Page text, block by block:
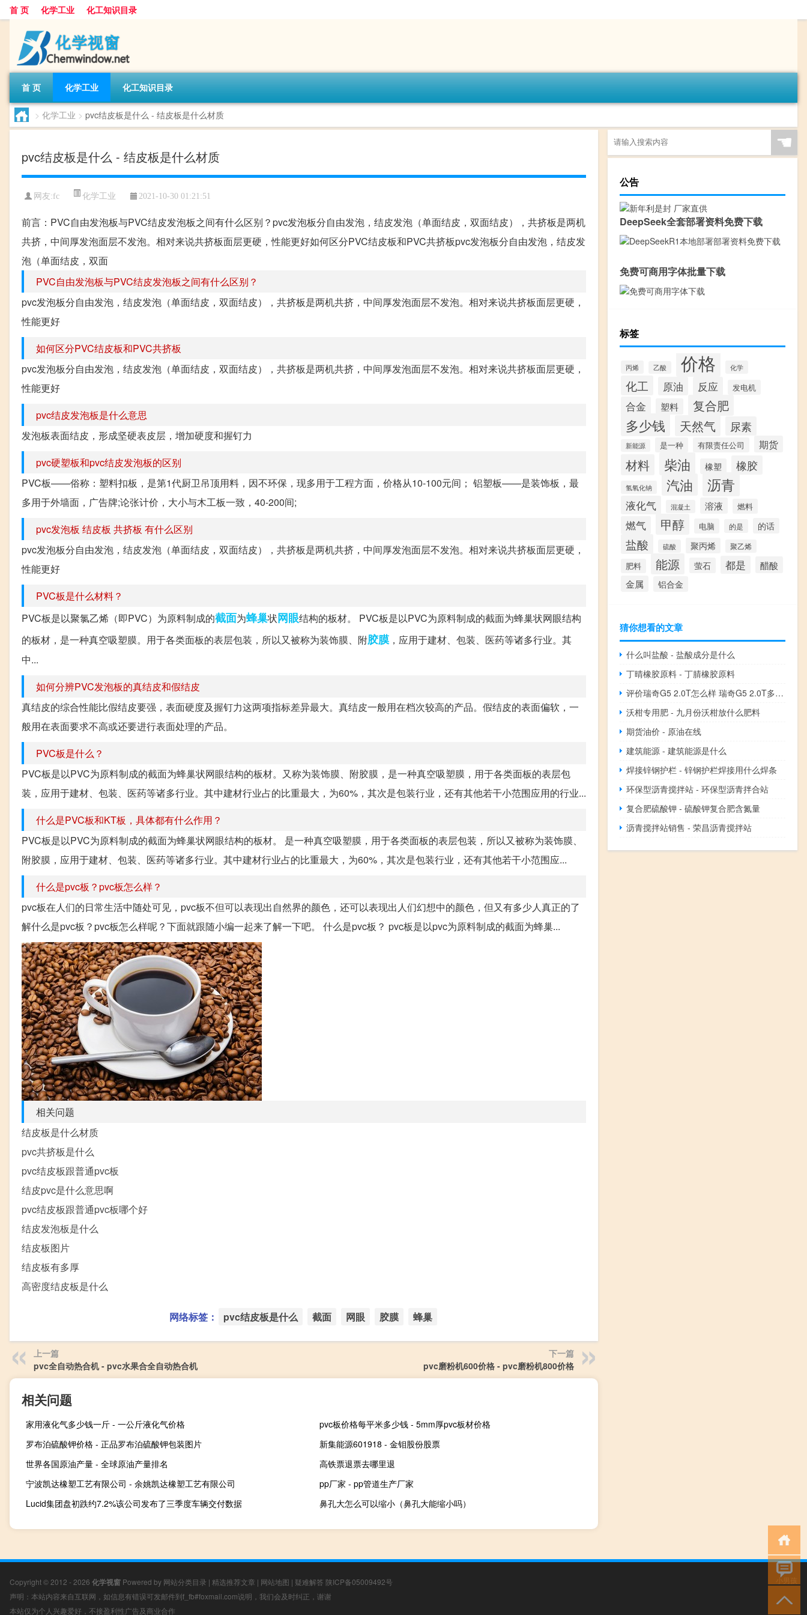
首 页 化学工业 化工知识目录
首 页 化学工业 化工知识目录
> 化学工业 > pvc结皮板是什么 - 结皮板是什么材质
pvc结皮板是什么 - 结皮板是什么材质
网友:fc 化学工业 2021-10-30 01:21:51
前言：PVC自由发泡板与PVC结皮发泡板之间有什么区别？pvc发泡板分自由发泡，结皮发泡（单面结皮，双面结皮），共挤板是两机
共挤，中间厚发泡面层不发泡。相对来说共挤板面层更硬，性能更好如何区分PVC结皮板和PVC共挤板pvc发泡板分自由发泡，结皮发
泡（单面结皮，双面
PVC自由发泡板与PVC结皮发泡板之间有什么区别？
pvc发泡板分自由发泡，结皮发泡（单面结皮，双面结皮），共挤板是两机共挤，中间厚发泡面层不发泡。相对来说共挤板面层更硬，
性能更好
如何区分PVC结皮板和PVC共挤板
pvc发泡板分自由发泡，结皮发泡（单面结皮，双面结皮），共挤板是两机共挤，中间厚发泡面层不发泡。相对来说共挤板面层更硬，
性能更好
pvc结皮发泡板是什么意思
发泡板表面结皮，形成坚硬表皮层，增加硬度和握钉力
pvc硬塑板和pvc结皮发泡板的区别
PVC板——俗称：塑料扣板，是第1代厨卫吊顶用料，因不环保，现多用于工程方面，价格从10-100元间； 铝塑板——是装饰板，最
多用于外墙面，广告牌;论张计价，大小与木工板一致，40-200间;
pvc发泡板 结皮板 共挤板 有什么区别
pvc发泡板分自由发泡，结皮发泡（单面结皮，双面结皮），共挤板是两机共挤，中间厚发泡面层不发泡。相对来说共挤板面层更硬，
性能更好
PVC板是什么材料？
PVC板是以聚氯乙烯（即PVC）为原料制成的截面为蜂巢状网眼结构的板材。 PVC板是以PVC为原料制成的截面为蜂巢状网眼结构
的板材，是一种真空吸塑膜。用于各类面板的表层包装，所以又被称为装饰膜、附胶膜，应用于建材、包装、医药等诸多行业。其
中...
如何分辨PVC发泡板的真结皮和假结皮
真结皮的综合性能比假结皮要强，表面硬度及握钉力这两项指标差异最大。真结皮一般用在档次较高的产品。假结皮的表面偏软，一
般用在表面要求不高或还要进行表面处理的产品。
PVC板是什么？
PVC板是以PVC为原料制成的截面为蜂巢状网眼结构的板材。又称为装饰膜、附胶膜，是一种真空吸塑膜，用于各类面板的表层包
装，应用于建材、包装、医药等诸多行业。其中建材行业占的比重最大，为60%，其次是包装行业，还有其他若干小范围应用的行业...
什么是PVC板和KT板，具体都有什么作用？
PVC板是以PVC为原料制成的截面为蜂巢状网眼结构的板材。 是一种真空吸塑膜，用于各类面板的表层包装，所以又被称为装饰膜、
附胶膜，应用于建材、包装、医药等诸多行业。其中建材行业占的比重最大，为60%，其次是包装行业，还有其他若干小范围应...
什么是pvc板？pvc板怎么样？
pvc板在人们的日常生活中随处可见，pvc板不但可以表现出自然界的颜色，还可以表现出人们幻想中的颜色，但又有多少人真正的了
解什么是pvc板？pvc板怎么样呢？下面就跟随小编一起来了解一下吧。 什么是pvc板？ pvc板是以pvc为原料制成的截面为蜂巢...
相关问题
结皮板是什么材质
pvc共挤板是什么
pvc结皮板跟普通pvc板
结皮pvc是什么意思啊
pvc结皮板跟普通pvc板哪个好
结皮发泡板是什么
结皮板图片
结皮板有多厚
高密度结皮板是什么
网络标签： pvc结皮板是什么 截面 网眼 胶膜 蜂巢
上一篇
pvc全自动热合机 - pvc水果合全自动热合机
下一篇
pvc磨粉机600价格 - pvc磨粉机800价格
相关问题
家用液化气多少钱一斤 - 一公斤液化气价格
pvc板价格每平米多少钱 - 5mm厚pvc板材价格
罗布泊硫酸钾价格 - 正品罗布泊硫酸钾包装图片
新集能源601918 - 金钼股份股票
世界各国原油产量 - 全球原油产量排名
高铁票退票去哪里退
宁波凯达橡塑工艺有限公司 - 余姚凯达橡塑工艺有限公司
pp厂家 - pp管道生产厂家
Lucid集团盘初跌约7.2%该公司发布了三季度车辆交付数据
鼻孔大怎么可以缩小（鼻孔大能缩小吗）
☚
公告
DeepSeek全套部署资料免费下载
免费可商用字体批量下载
标签
丙烯 乙酸 价格 化学
化工 原油 反应 发电机
合金 塑料 复合肥
多少钱 天然气 尿素
新能源 是一种 有限责任公司 期货
材料 柴油 橡塑 橡胶
氢氧化钠 汽油 沥青
液化气 混凝土 溶液 燃料
燃气 甲醇 电脑 的是 的话
盐酸 硫酸 聚丙烯 聚乙烯
肥料 能源 萤石 都是 醋酸
金属 铝合金
猜你想看的文章
什么叫盐酸 - 盐酸成分是什么
丁晴橡胶原料 - 丁腈橡胶原料
评价瑞奇G5 2.0T怎么样 瑞奇G5 2.0T多少钱？
沃柑专用肥 - 九月份沃柑放什么肥料
期货油价 - 原油在线
建筑能源 - 建筑能源是什么
焊接锌钢护栏 - 锌钢护栏焊接用什么焊条
环保型沥青搅拌站 - 环保型沥青拌合站
复合肥硫酸钾 - 硫酸钾复合肥含氮量
沥青搅拌站销售 - 荣昌沥青搅拌站
Copyright © 2012 - 2026 化学视窗 Powered by 网站分类目录 | 精选推荐文章 | 网站地图 | 疑难解答 陕ICP备05009492号
声明：本站内容来自互联网，如信息有错误可发邮件到f_fb#foxmail.com说明，我们会及时纠正，谢谢
本站仅为个人兴趣爱好，不接盈利性广告及商业合作
小男孩